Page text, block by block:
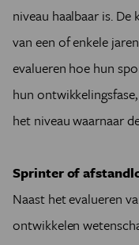
niveau haalbaar is.
van een of enkele
evalueren hoe hun
hun
het niveau waarnaar
Sprinter of
Naast het evalueren
ontwikkelen